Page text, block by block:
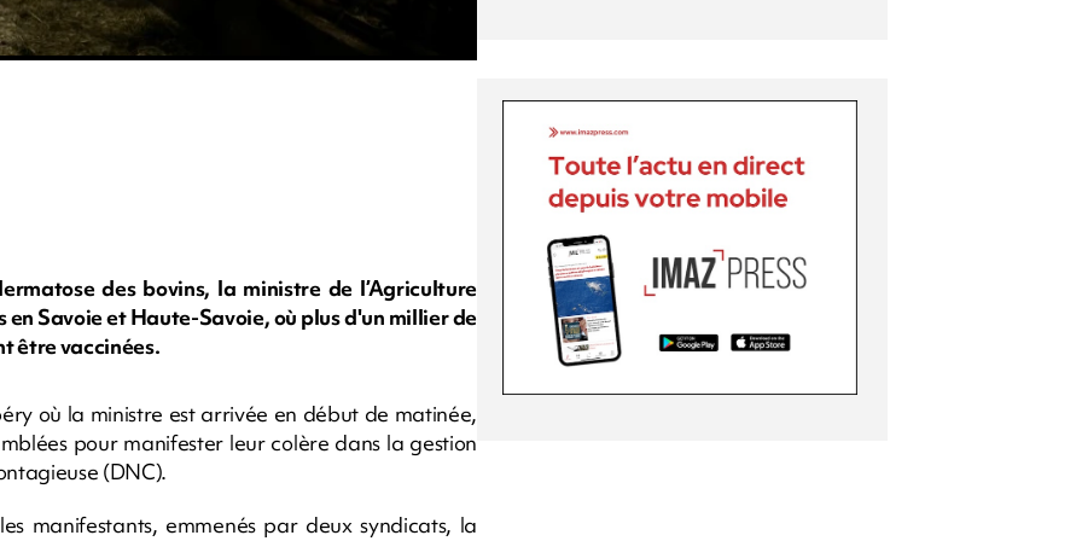
des bovins, la ministre de l’Agriculture
Savoie et Haute-Savoie, où plus d'un millier de
être vaccinées.
où la ministre est arrivée en début de matinée,
pour manifester leur colère dans la gestion
(DNC).
manifestants, emmenés par deux syndicats, la